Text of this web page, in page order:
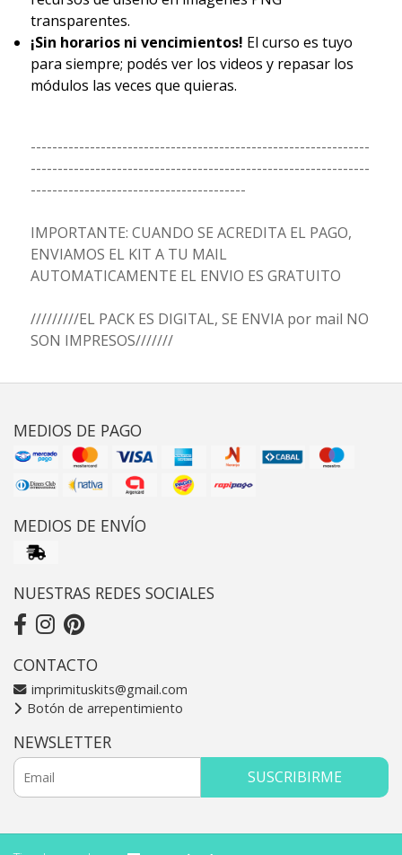
transparentes.
¡Sin horarios ni vencimientos! El curso es tuyo
para siempre; podés ver los videos y repasar los
módulos las veces que quieras.
---------------------------------------------------------------
---------------------------------------------------------------
----------------------------------------
IMPORTANTE: CUANDO SE ACREDITA EL PAGO,
ENVIAMOS EL KIT A TU MAIL
AUTOMATICAMENTE EL ENVIO ES GRATUITO
/////////EL PACK ES DIGITAL, SE ENVIA por mail NO
SON IMPRESOS///////
MEDIOS DE PAGO
MEDIOS DE ENVÍO
NUESTRAS REDES SOCIALES
CONTACTO
imprimituskits@gmail.com
Botón de arrepentimiento
NEWSLETTER
SUSCRIBIRME